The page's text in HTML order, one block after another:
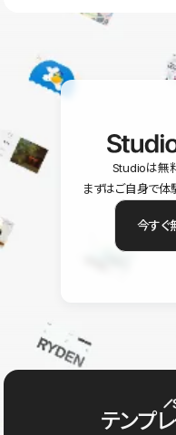
ユーザー同士で質問・相談
Studioは無
まずはご自身で体
今すぐ
テンプ